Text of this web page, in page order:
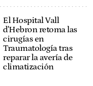
El Hospital Vall
d'Hebron retoma las
cirugías en
Traumatología tras
reparar la avería de
climatización